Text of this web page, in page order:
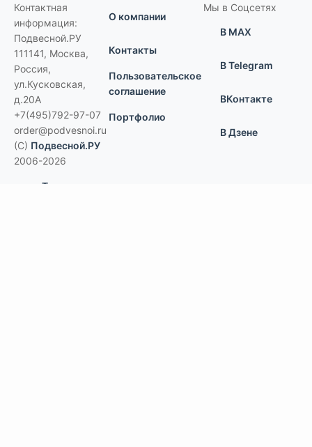
Контактная
информация:
Подвесной.РУ
111141, Москва,
Россия,
ул.Кусковская,
д.20А
+7(495)792-97-07
order@podvesnoi.ru
(C) Подвесной.РУ
2006-2026
О компании
Контакты
Пользовательское
соглашение
Портфолио
Мы в Соцсетях
В MAX
В Telegram
ВКонтакте
В Дзене
Типы потолков